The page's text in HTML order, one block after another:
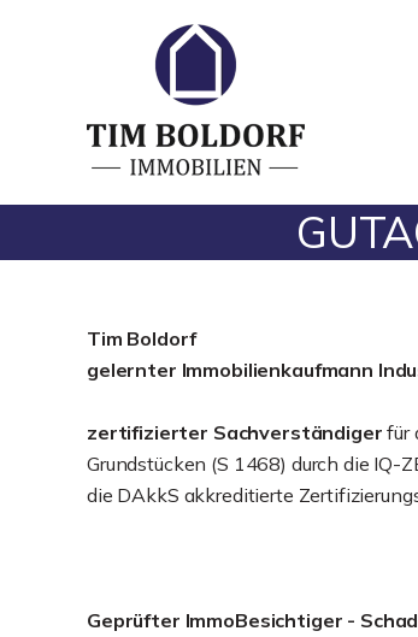
Tim Boldorf
gelernter Immobilienkaufmann
zertifizierter Sachverständiger für
Grundstücken (S 1468) durch die IQ-
die DAkkS akkreditierte
Geprüfter ImmoBesichtiger -